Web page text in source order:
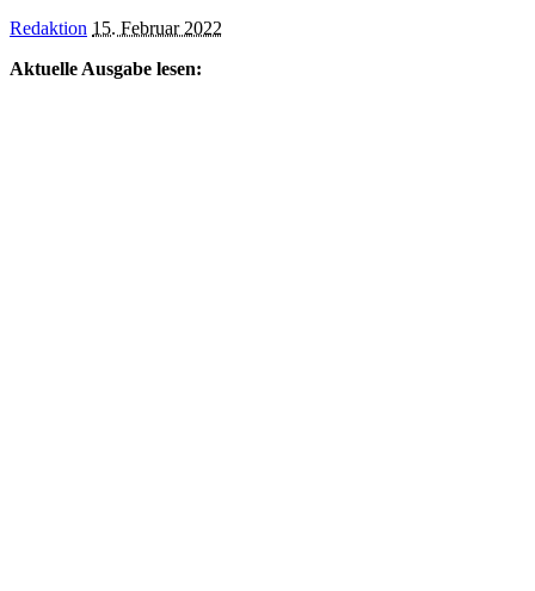
Posted
Redaktion 15. Februar 2022
Aktuelle Ausgabe lesen: